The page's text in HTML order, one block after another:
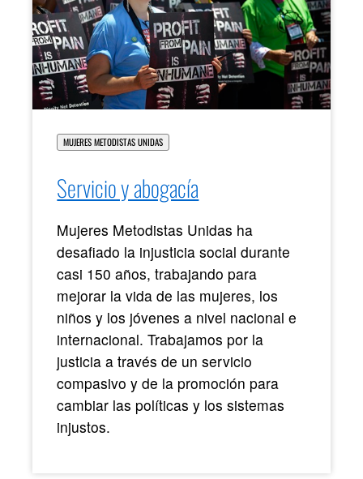
MUJERES METODISTAS UNIDAS
Servicio y abogacía
Mujeres Metodistas Unidas ha
desafiado la injusticia social durante
casi 150 años, trabajando para
mejorar la vida de las mujeres, los
niños y los jóvenes a nivel nacional e
internacional. Trabajamos por la
justicia a través de un servicio
compasivo y de la promoción para
cambiar las políticas y los sistemas
injustos.